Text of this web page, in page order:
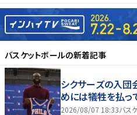
バスケットボールの新着記事
シクサーズの入団
めには犠牲を払っ
2026/08/07 18:33バス